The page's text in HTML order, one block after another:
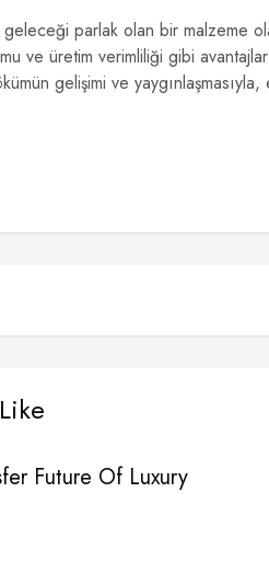
parlak olan bir malzeme
ve üretim verimliliği gibi
gelişimi ve
Future Of Luxury